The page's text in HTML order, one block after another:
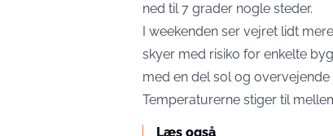
ned til 7 grader nogle steder.
I weekenden ser vejret lidt
skyer med risiko for enkelte
med en del sol og overvejende
Temperaturerne stiger til
Læs også